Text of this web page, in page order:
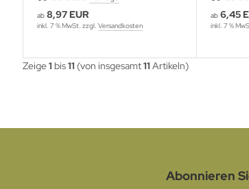
ab 8,97 EUR
inkl. 7 % MwSt. zzgl. Versandkosten
ab 6,45
inkl. 7 %
Zeige1 bis11 (von insgesamt11 Artikeln)
Abonnieren